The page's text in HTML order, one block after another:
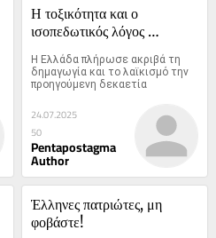
Η τοξικότητα και ο
ισοπεδωτικός λόγος
Η Ελλάδα πλήρωσε ακριβά τη
δημαγωγία και το λαϊκισμό την
προηγούμενη δεκαετία
24.07.2025
50
Pentapostagma
Author
Έλληνες πατριώτες, μη
φοβάστε!